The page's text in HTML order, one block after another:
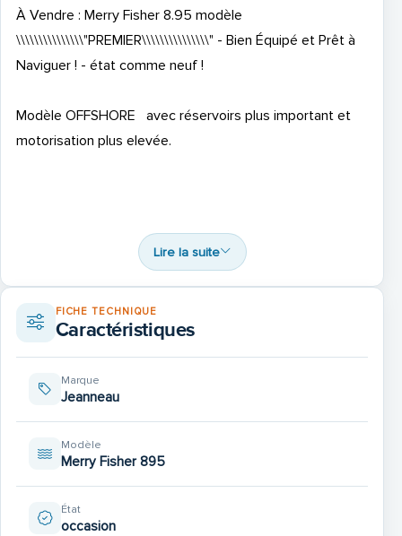
À Vendre : Merry Fisher 8.95 modèle
\\\\\\\\\\\\\\\"PREMIER\\\\\\\\\\\\\\\" - Bien Équipé et Prêt à
Naviguer ! - état comme neuf !
Modèle OFFSHORE avec réservoirs plus important et
motorisation plus elevée.
Caractéristiques principales :
- Modèle : Jeanneau Merry Fisher 8.95
- Année de construction : 2018
- Longueur : 8,95 mètres
Équipement Navigation :
Lire la suite
FICHE TECHNIQUE
Caractéristiques
Marque
Jeanneau
Modèle
Merry Fisher 895
État
occasion